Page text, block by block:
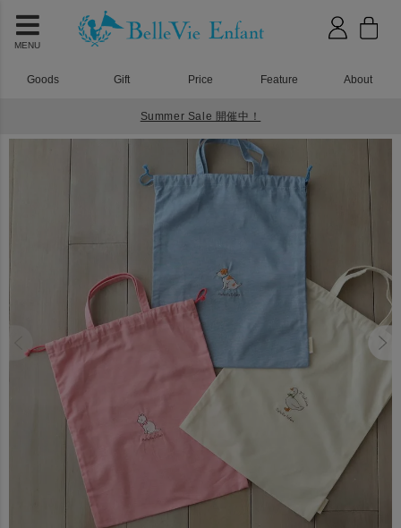
MENU
Goods Gift Price Feature About
Summer Sale 開催中！
CLENM 巾着バッグ（大）